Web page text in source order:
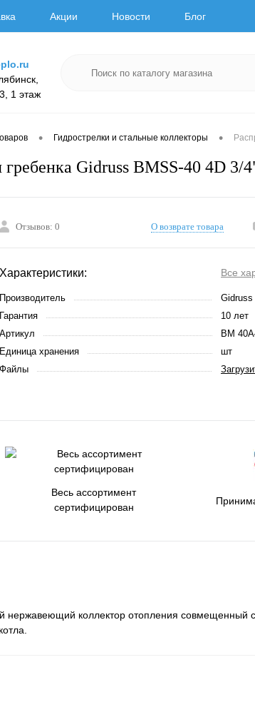
Акции Новости Блог
1 этаж
• Гидрострелки и стальные коллекторы •
гребенка Gidruss BMSS-40 4D
Отзывов: 0 О возврате товара
Характеристики: Все
Производитель
Gidruss
Гарантия
10 лет
Артикул
BM
Единица хранения
шт
Файлы
Весь ассортимент
сертифицирован
нержавеющий коллектор отопления совмещенный